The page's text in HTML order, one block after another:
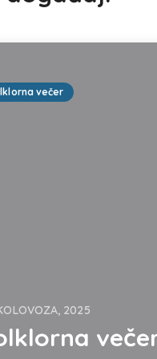
večer
2025